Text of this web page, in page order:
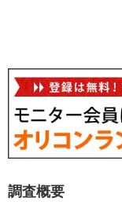
調査概要